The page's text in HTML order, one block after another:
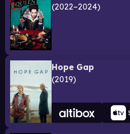
2022–2024
Hope Gap
2019